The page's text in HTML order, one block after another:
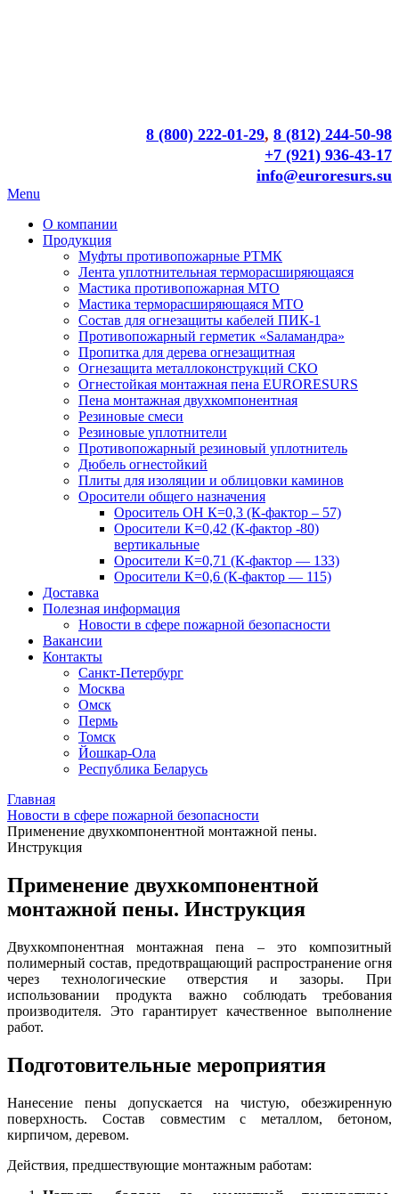
8 (800) 222-01-29, 8 (812) 244-50-98
+7 (921) 936-43-17
info@euroresurs.su
Menu
О компании
Продукция
Муфты противопожарные РТМК
Лента уплотнительная терморасширяющаяся
Мастика противопожарная МТО
Мастика терморасширяющаяся МТО
Состав для огнезащиты кабелей ПИК-1
Противопожарный герметик «Sаламандра»
Пропитка для дерева огнезащитная
Огнезащита металлоконструкций СКО
Огнестойкая монтажная пена EURORESURS
Пена монтажная двухкомпонентная
Резиновые смеси
Резиновые уплотнители
Противопожарный резиновый уплотнитель
Дюбель огнестойкий
Плиты для изоляции и облицовки каминов
Оросители общего назначения
Ороситель ОН К=0,3 (К-фактор – 57)
Оросители К=0,42 (К-фактор -80)
вертикальные
Оросители К=0,71 (К-фактор — 133)
Оросители К=0,6 (К-фактор — 115)
Доставка
Полезная информация
Новости в сфере пожарной безопасности
Вакансии
Контакты
Санкт-Петербург
Москва
Омск
Пермь
Томск
Йошкар-Ола
Республика Беларусь
Главная
Новости в сфере пожарной безопасности
Применение двухкомпонентной монтажной пены.
Инструкция
Применение двухкомпонентной
монтажной пены. Инструкция
Двухкомпонентная монтажная пена – это композитный
полимерный состав, предотвращающий распространение огня
через технологические отверстия и зазоры. При
использовании продукта важно соблюдать требования
производителя. Это гарантирует качественное выполнение
работ.
Подготовительные мероприятия
Нанесение пены допускается на чистую, обезжиренную
поверхность. Состав совместим с металлом, бетоном,
кирпичом, деревом.
Действия, предшествующие монтажным работам: